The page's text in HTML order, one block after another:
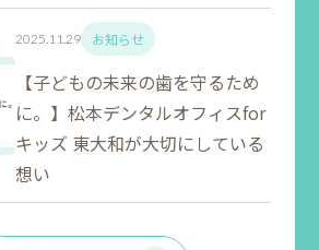
2025.11.29 お知らせ
【子どもの未来の歯を守るため
に。】松本デンタルオフィスfor
キッズ 東大和が大切にしている
想い